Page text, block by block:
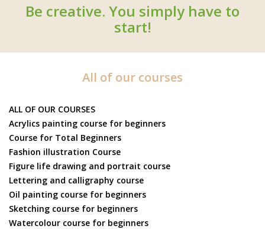
Be creative. You simply have to
start!
All of our courses
ALL OF OUR COURSES
Acrylics painting course for beginners
Course for Total Beginners
Fashion illustration Course
Figure life drawing and portrait course
Lettering and calligraphy course
Oil painting course for beginners
Sketching course for beginners
Watercolour course for beginners